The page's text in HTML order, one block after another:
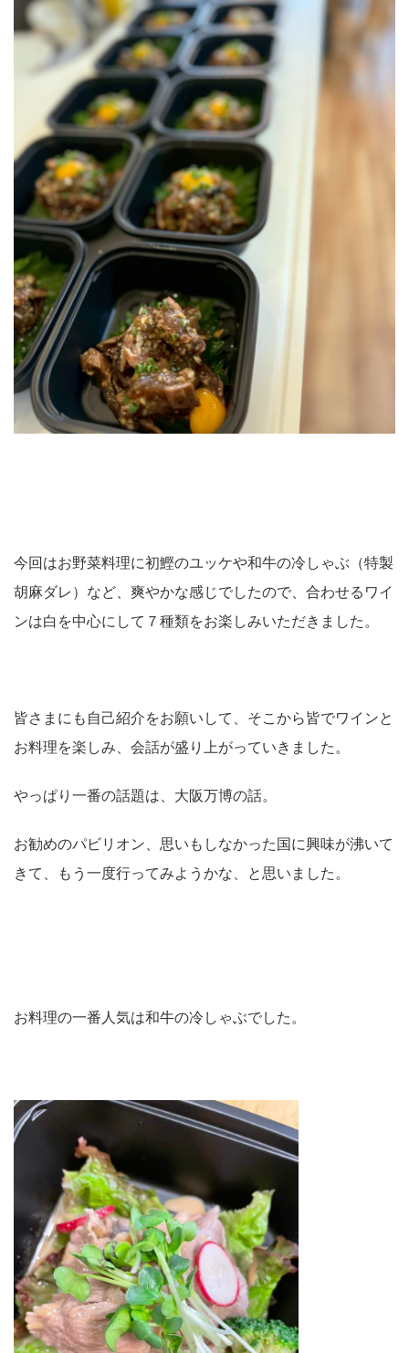
今回はお野菜料理に初鰹のユッケや和牛の冷しゃぶ（特製
胡麻ダレ）など、爽やかな感じでしたので、合わせるワイ
ンは白を中心にして７種類をお楽しみいただきました。
皆さまにも自己紹介をお願いして、そこから皆でワインと
お料理を楽しみ、会話が盛り上がっていきました。
やっぱり一番の話題は、大阪万博の話。
お勧めのパビリオン、思いもしなかった国に興味が沸いて
きて、もう一度行ってみようかな、と思いました。
お料理の一番人気は和牛の冷しゃぶでした。